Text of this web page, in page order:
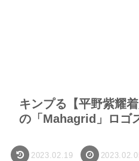
キンプる【平野紫耀
の「Mahagrid」ロゴ
2023.02.19